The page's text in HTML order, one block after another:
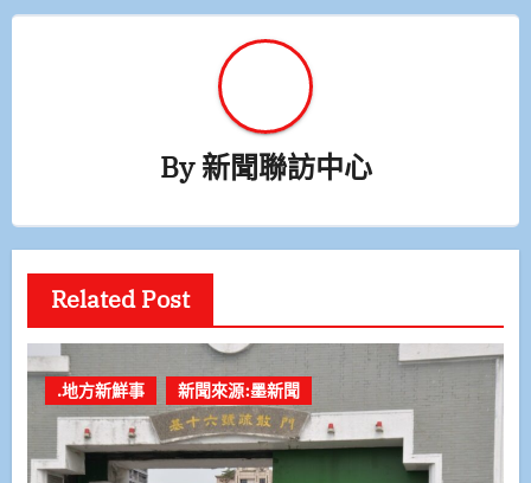
By新聞聯訪中心
Related Post
.地方新鮮事 新聞來源:墨新聞